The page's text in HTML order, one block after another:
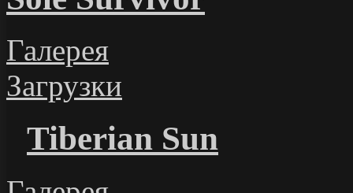
Галерея
Загрузки
Tiberian Sun